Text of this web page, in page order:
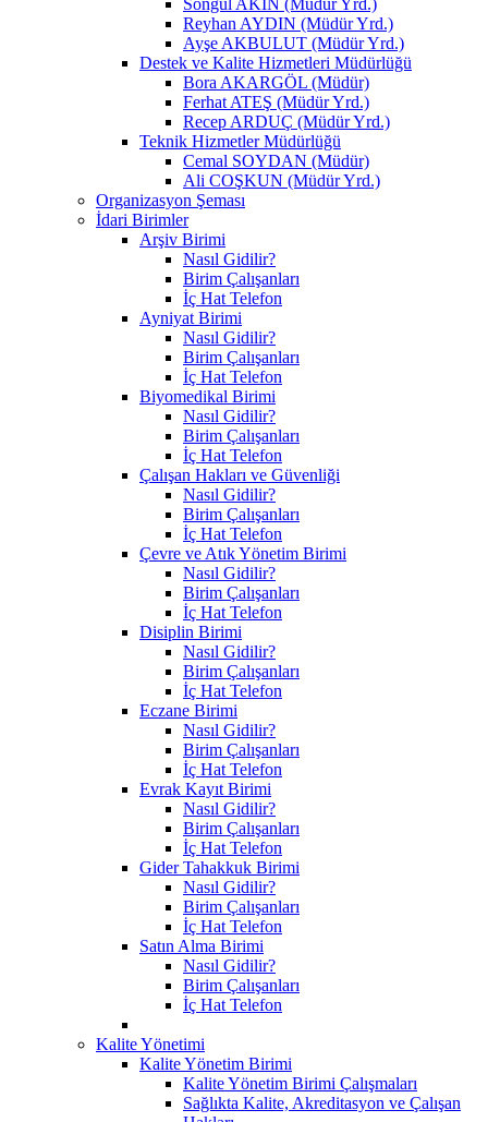
Reyhan AYDIN (Müdür Yrd.)
Ayşe AKBULUT (Müdür Yrd.)
Destek ve Kalite Hizmetleri Müdürlüğü
Bora AKARGÖL (Müdür)
Ferhat ATEŞ (Müdür Yrd.)
Recep ARDUÇ (Müdür Yrd.)
Teknik Hizmetler Müdürlüğü
Cemal SOYDAN (Müdür)
Ali COŞKUN (Müdür Yrd.)
Organizasyon Şeması
İdari Birimler
Arşiv Birimi
Nasıl Gidilir?
Birim Çalışanları
İç Hat Telefon
Ayniyat Birimi
Nasıl Gidilir?
Birim Çalışanları
İç Hat Telefon
Biyomedikal Birimi
Nasıl Gidilir?
Birim Çalışanları
İç Hat Telefon
Çalışan Hakları ve Güvenliği
Nasıl Gidilir?
Birim Çalışanları
İç Hat Telefon
Çevre ve Atık Yönetim Birimi
Nasıl Gidilir?
Birim Çalışanları
İç Hat Telefon
Disiplin Birimi
Nasıl Gidilir?
Birim Çalışanları
İç Hat Telefon
Eczane Birimi
Nasıl Gidilir?
Birim Çalışanları
İç Hat Telefon
Evrak Kayıt Birimi
Nasıl Gidilir?
Birim Çalışanları
İç Hat Telefon
Gider Tahakkuk Birimi
Nasıl Gidilir?
Birim Çalışanları
İç Hat Telefon
Satın Alma Birimi
Nasıl Gidilir?
Birim Çalışanları
İç Hat Telefon
Kalite Yönetimi
Kalite Yönetim Birimi
Kalite Yönetim Birimi Çalışmaları
Sağlıkta Kalite, Akreditasyon ve Çalışan